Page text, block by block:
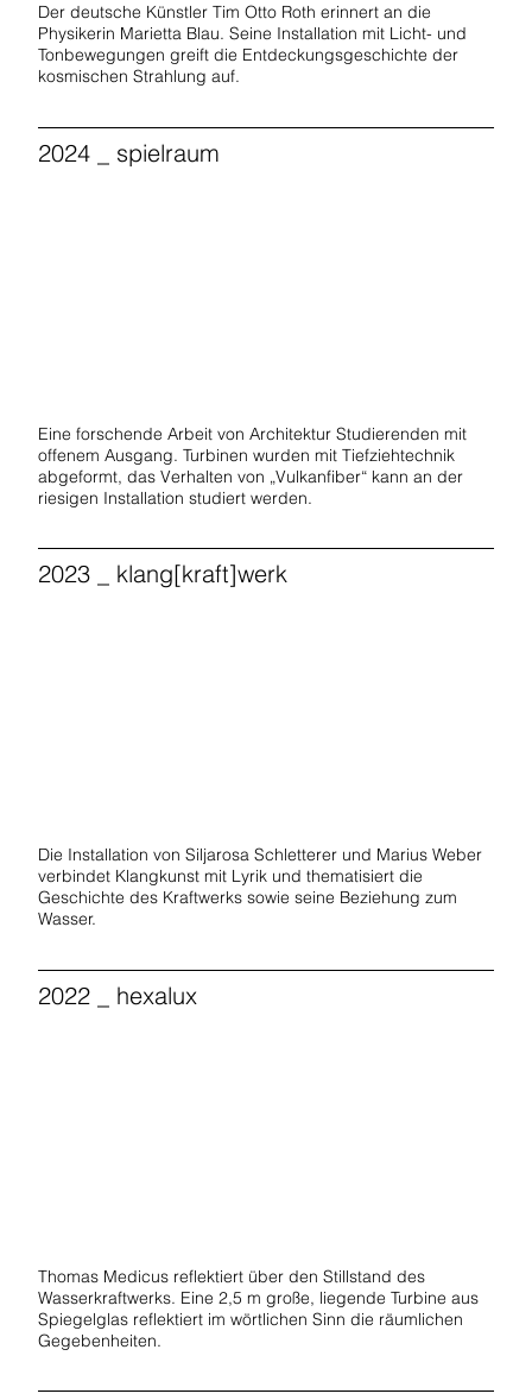
Der deutsche Künstler Tim Otto Roth erinnert an die
Physikerin Marietta Blau. Seine Installation mit Licht- und
Tonbewegungen greift die Entdeckungsgeschichte der
kosmischen Strahlung auf.
2024 _ spielraum
Eine forschende Arbeit von Architektur Studierenden mit
offenem Ausgang. Turbinen wurden mit Tiefziehtechnik
abgeformt, das Verhalten von „Vulkanfiber“ kann an der
riesigen Installation studiert werden.
2023 _ klang[kraft]werk
Die Installation von Siljarosa Schletterer und Marius Weber
verbindet Klangkunst mit Lyrik und thematisiert die
Geschichte des Kraftwerks sowie seine Beziehung zum
Wasser.
2022 _ hexalux
Thomas Medicus reflektiert über den Stillstand des
Wasserkraftwerks. Eine 2,5 m große, liegende Turbine aus
Spiegelglas reflektiert im wörtlichen Sinn die räumlichen
Gegebenheiten.